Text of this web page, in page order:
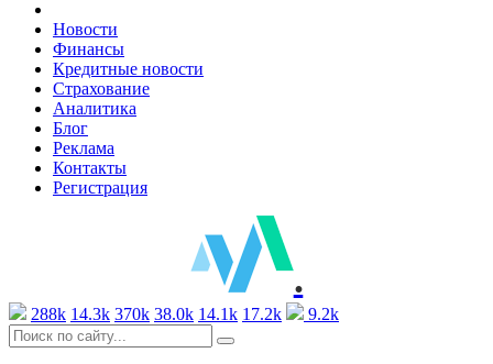
Новости
Финансы
Кредитные новости
Страхование
Аналитика
Блог
Реклама
Контакты
Регистрация
.
288k 14.3k 370k 38.0k 14.1k 17.2k 9.2k